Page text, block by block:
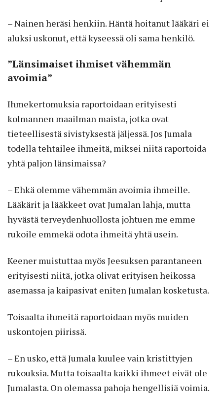
– Nainen heräsi henkiin. Häntä hoitanut lääkäri ei
aluksi uskonut, että kyseessä oli sama henkilö.
”Länsimaiset ihmiset vähemmän
avoimia”
Ihmekertomuksia raportoidaan erityisesti
kolmannen maailman maista, jotka ovat
tieteellisestä sivistyksestä jäljessä. Jos Jumala
todella tehtailee ihmeitä, miksei niitä raportoida
yhtä paljon länsimaissa?
– Ehkä olemme vähemmän avoimia ihmeille.
Lääkärit ja lääkkeet ovat Jumalan lahja, mutta
hyvästä terveydenhuollosta johtuen me emme
rukoile emmekä odota ihmeitä yhtä usein.
Keener muistuttaa myös Jeesuksen parantaneen
erityisesti niitä, jotka olivat erityisen heikossa
asemassa ja kaipasivat eniten Jumalan kosketusta.
Toisaalta ihmeitä raportoidaan myös muiden
uskontojen piirissä.
– En usko, että Jumala kuulee vain kristittyjen
rukouksia. Mutta toisaalta kaikki ihmeet eivät ole
Jumalasta. On olemassa pahoja hengellisiä voimia.